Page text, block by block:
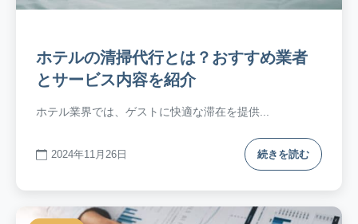
ホテルの清掃代行とは？おすすめ業者
とサービス内容を紹介
ホテル業界では、ゲストに快適な滞在を提供...
2024年11月26日 続きを読む